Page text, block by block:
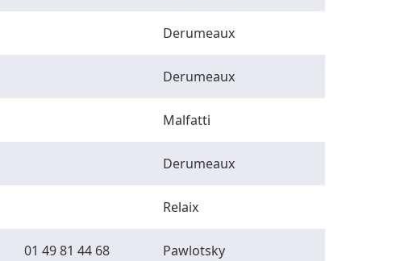
Derumeaux
Derumeaux
Malfatti
Derumeaux
Relaix
01 49 81 44 68 Pawlotsky